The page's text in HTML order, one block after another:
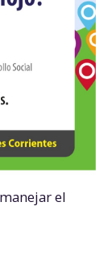
el